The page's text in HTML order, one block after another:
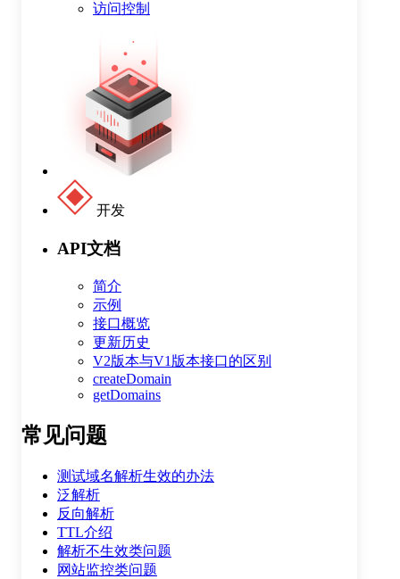
访问控制
开发
API文档
简介
示例
接口概览
更新历史
V2版本与V1版本接口的区别
createDomain
getDomains
常见问题
测试域名解析生效的办法
泛解析
反向解析
TTL介绍
解析不生效类问题
网站监控类问题
评价？
非常满意